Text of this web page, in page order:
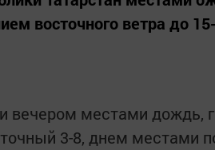
восточного ветра до
вечером местами дождь,
3-8, днем местами